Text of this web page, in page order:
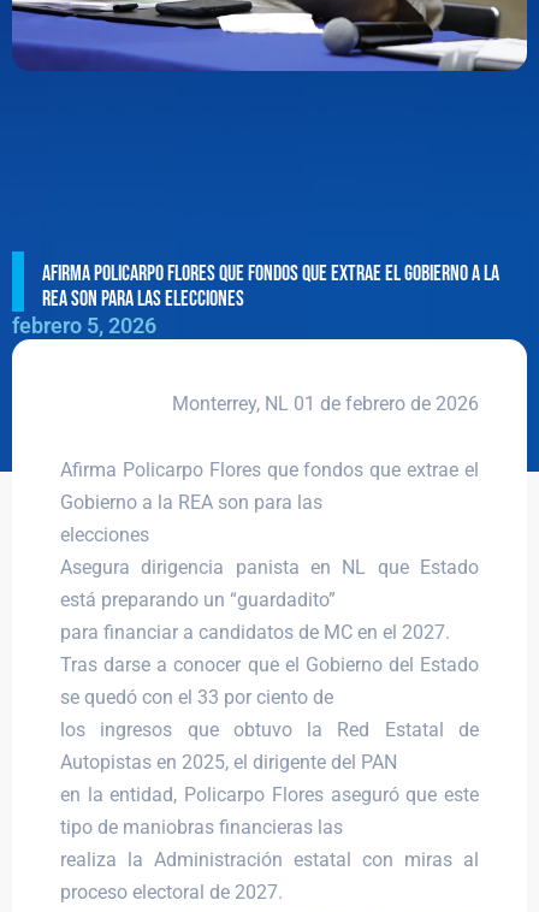
Afirma Policarpo Flores que fondos que extrae el Gobierno a la
REA son para las elecciones
febrero 5, 2026
Monterrey, NL 01 de febrero de 2026
Afirma Policarpo Flores que fondos que extrae el
Gobierno a la REA son para las
elecciones
Asegura dirigencia panista en NL que Estado
está preparando un “guardadito”
para financiar a candidatos de MC en el 2027.
Tras darse a conocer que el Gobierno del Estado
se quedó con el 33 por ciento de
los ingresos que obtuvo la Red Estatal de
Autopistas en 2025, el dirigente del PAN
en la entidad, Policarpo Flores aseguró que este
tipo de maniobras financieras las
realiza la Administración estatal con miras al
proceso electoral de 2027.